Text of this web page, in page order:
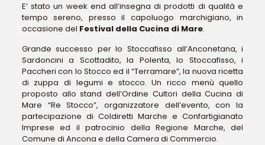
E’ stato un week end all’insegna di prodotti di qualità e
tempo sereno, presso il capoluogo marchigiano, in
occasione del Festival della Cucina di Mare.
Grande successo per lo Stoccafisso all’Anconetana, i
Sardoncini a Scottadito, la Polenta, lo Stoccafisso, i
Paccheri con lo Stocco ed il “Terramare”, la nuova ricetta
di zuppa di legumi e stocco. Un ricco menù quello
proposto allo stand dell’Ordine Cultori della Cucina di
Mare “Re Stocco”, organizzatore dell’evento, con la
partecipazione di Coldiretti Marche e Confartigianato
Imprese ed il patrocinio della Regione Marche, del
Comune di Ancona e della Camera di Commercio.